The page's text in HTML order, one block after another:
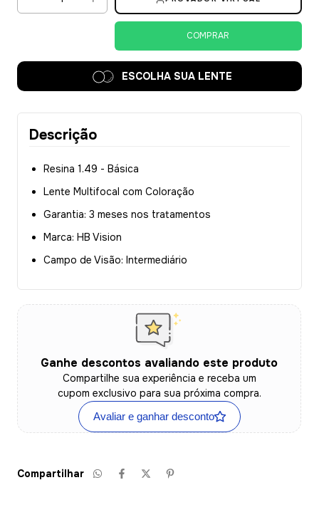
ESCOLHA SUA LENTE
Descrição
Resina 1.49 - Básica
Lente Multifocal com Coloração
Garantia: 3 meses nos tratamentos
Marca: HB Vision
Campo de Visão: Intermediário
Ganhe descontos avaliando este produto
Compartilhe sua experiência e receba um
cupom exclusivo para sua próxima compra.
Avaliar e ganhar desconto
Compartilhar